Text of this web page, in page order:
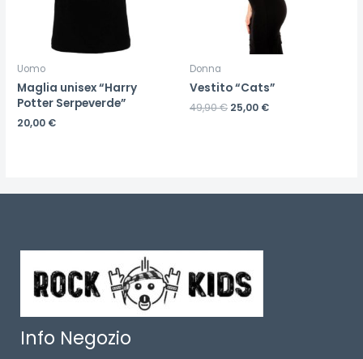
Uomo
Maglia unisex “Harry
Potter Serpeverde”
20,00 €
Donna
Vestito “Cats”
49,90€ 25,00 €
Info Negozio